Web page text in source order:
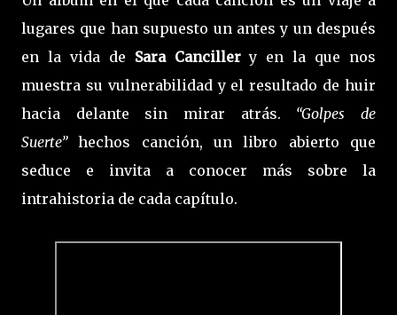
lugares que han supuesto un antes y un después
en la vida de Sara Cancillery en la que nos
muestra su vulnerabilidad y el resultado de huir
hacia delante sin mirar atrás. “Golpes de
Suerte”hechos canción, un libro abierto que
seduce e invita a conocer más sobre la
intrahistoria de cada capítulo.